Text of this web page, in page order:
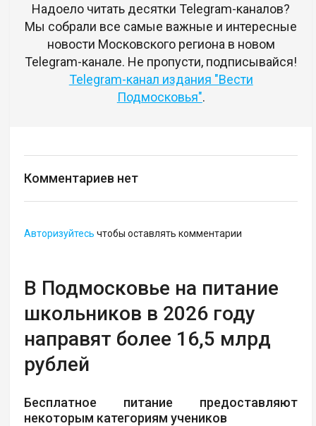
Надоело читать десятки Telegram-каналов?
Мы собрали все самые важные и интересные
новости Московского региона в новом
Telegram-канале. Не пропусти, подписывайся!
Telegram-канал издания "Вести
Подмосковья".
Комментариев нет
Авторизуйтесь чтобы оставлять комментарии
В Подмосковье на питание
школьников в 2026 году
направят более 16,5 млрд
рублей
Бесплатное питание предоставляют
некоторым категориям учеников